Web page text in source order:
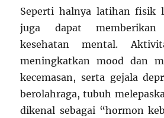
Seperti halnya latihan fisik
juga dapat
kesehatan mental.
meningkatkan mood dan
kecemasan, serta gejala
berolahraga, tubuh
dikenal sebagai “hormon